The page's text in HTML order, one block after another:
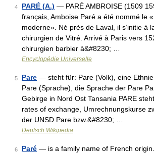
4 PARÉ (A.) — PARÉ AMBROISE (1509
français, Amboise Paré a été nommé le
moderne». Né près de Laval, il s’initie à
chirurgien de Vitré. Arrivé à Paris vers
chirurgien barbier à&#8230; …
Encyclopédie Universelle
5 Pare — steht für: Pare (Volk), eine
Pare (Sprache), die Sprache der Pare
Gebirge in Nord Ost Tansania PARE
rates of exchange, Umrechnungskurse
der UNSD Pare bzw.&#8230; …
Deutsch Wikipedia
6 Paré — is a family name of French